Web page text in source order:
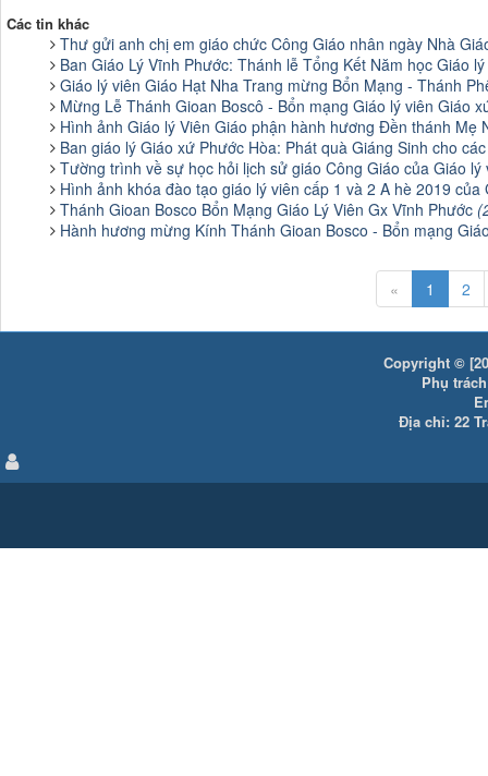
Các tin khác
Thư gửi anh chị em giáo chức Công Giáo nhân ngày Nhà
Ban Giáo Lý Vĩnh Phước: Thánh lễ Tổng Kết Năm học Giáo
Giáo lý viên Giáo Hạt Nha Trang mừng Bổn Mạng - Thánh
Mừng Lễ Thánh Gioan Boscô - Bổn mạng Giáo lý viên Giáo
Hình ảnh Giáo lý Viên Giáo phận hành hương Đền thánh
Ban giáo lý Giáo xứ Phước Hòa: Phát quà Giáng Sinh cho
Tường trình về sự học hỏi lịch sử giáo Công Giáo của Giáo
Hình ảnh khóa đào tạo giáo lý viên cấp 1 và 2 A hè 2019
Thánh Gioan Bosco Bổn Mạng Giáo Lý Viên Gx Vĩnh Phước
Hành hương mừng Kính Thánh Gioan Bosco - Bổn mạng
« 1 2
Copyright ©
Phụ
Địa chỉ: 22